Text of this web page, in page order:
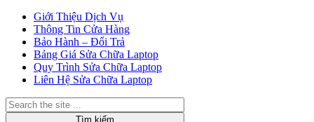
Giới Thiệu Dịch Vụ
Thông Tin Cửa Hàng
Bảo Hành – Đổi Trả
Bảng Giá Sửa Chữa Laptop
Quy Trình Sửa Chữa Laptop
Liên Hệ Sửa Chữa Laptop